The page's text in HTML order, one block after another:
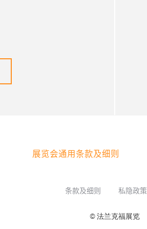
展览会通用条款及细则
条款及细则 私隐政策
© 法兰克福展览